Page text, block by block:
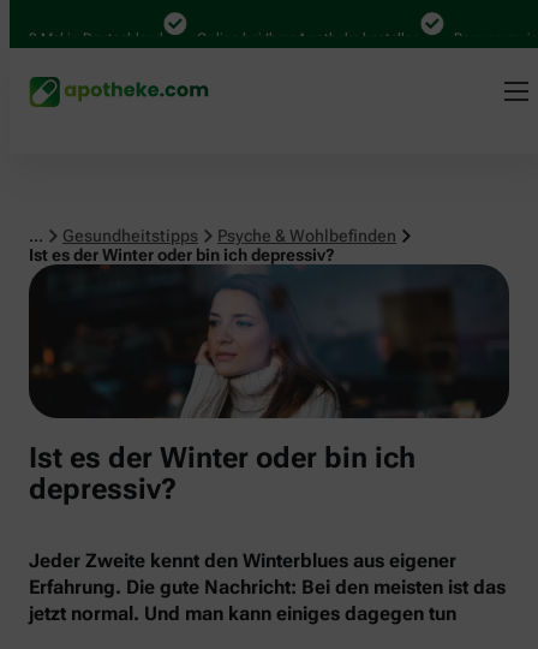
Mal in Deutschland Online bei Ihrer Apotheke bestellen Bequem
... Gesundheitstipps
Psyche & Wohlbefinden
Ist es der Winter oder bin ich depressiv?
Psyche & Wohlbefinden
Ist es der Winter oder bin ich
depressiv?
Jeder Zweite kennt den Winterblues aus eigener
Erfahrung. Die gute Nachricht: Bei den meisten ist das
jetzt normal. Und man kann einiges dagegen tun